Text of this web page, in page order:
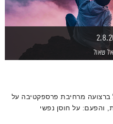
שאול
ברצועה מרחיבת פרספקטיבה על
והפעם: על חוסן נפשי